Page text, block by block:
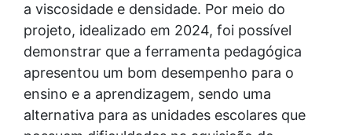
a viscosidade e densidade. Por meio do
projeto, idealizado em 2024, foi possível
demonstrar que a ferramenta pedagógica
apresentou um bom desempenho para o
ensino e a aprendizagem, sendo uma
alternativa para as unidades escolares que